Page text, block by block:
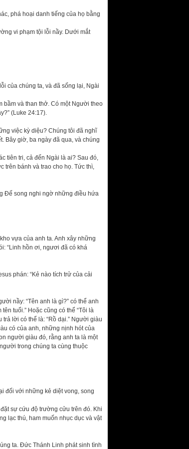
phá hoại danh tiếng của họ bằng
vi phạm tội lỗi nầy. Dưới mắt
của chúng ta, và đã sống lại, Ngài
bầm và than thở. Có một Người theo
(Luke 24:17).
việc kỳ diệu? Chúng tôi đã nghĩ
Bây giờ, ba ngày đã qua, và chúng
tiên tri, cả đến Ngài là ai? Sau đó,
trên bánh và trao cho họ. Tức thì,
Đế song nghi ngờ những điều hứa
vựa của anh ta. Anh xây những
“Linh hồn ơi, ngươi đã có khá
phán: “Kẻ nào tích trử của cải
nầy: “Tên anh là gì?” có thể anh
tuổi.” Hoặc cũng có thể “Tôi là
lời có thể là: “Rồ dại.” Người giàu
có của anh, những nịnh hót của
người giàu đó, rằng anh ta là một
trong chúng ta cùng thuộc
đối với những kẻ diệt vong, song
sự cứu độ trường cửu trên đó. Khi
lạc thú, ham muốn nhục dục và vật
ta. Đức Thánh Linh phát sinh tình